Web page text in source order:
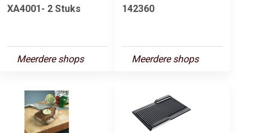
XA4001- 2 Stuks
Meerdere shops
142360
Meerdere shops